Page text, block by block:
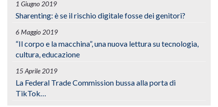
1 Giugno 2019
Sharenting: è se il rischio digitale fosse dei genitori?
6 Maggio 2019
“Il corpo e la macchina”, una nuova lettura su tecnologia,
cultura, educazione
15 Aprile 2019
La Federal Trade Commission bussa alla porta di
TikTok…